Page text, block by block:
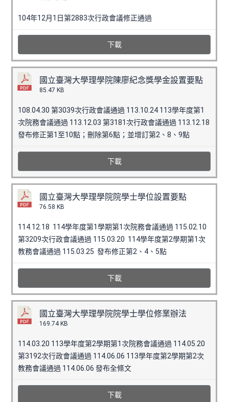
104年12月1日第2883次行政會議修正通過
下載
國立臺灣大學理學院陳廖紀念獎學金設置要點
85.47 KB
108.04.30 第3039次行政會議通過 113.10.24 113學年度第1
次院務會議通過 113.12.03 第3181次行政會議通過 113.12.18
發布修正第1至10點；刪除第6點；並增訂第2、8、9點
下載
國立臺灣大學理學院院學士學位設置要點
76.58 KB
114.12.18 114學年度第1學期第1次院務會議通過 115.02.10
第3209次行政會議通過 115.03.20 114學年度第2學期第1次
教務會議通過 115.03.25 發布修正第2、4、5點
下載
國立臺灣大學理學院院學士學位修業辦法
169.74 KB
114.03.20 113學年度第2學期第1次院務會議通過 114.05.20
第3192次行政會議通過 114.06.06 113學年度第2學期第2次
教務會議通過 114.06.06 發布全條文
下載